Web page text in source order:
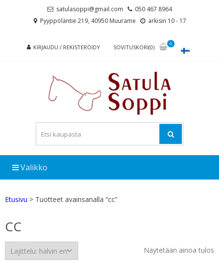
satulasoppi@gmail.com
050 467 8964
Pyyppöläntie 219, 40950 Muurame
arkisin 10 - 17
KIRJAUDU / REKISTERÖIDY SOVITUSKORI(0)
0
Valikko
Etusivu > Tuotteet avainsanalla “cc”
CC
Näytetään ainoa tulos